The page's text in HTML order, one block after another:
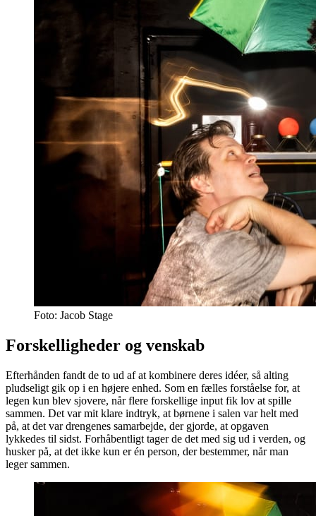
Foto: Jacob Stage
Forskelligheder og venskab
Efterhånden fandt de to ud af at kombinere deres idéer, så alting
pludseligt gik op i en højere enhed. Som en fælles forståelse for, at
legen kun blev sjovere, når flere forskellige input fik lov at spille
sammen. Det var mit klare indtryk, at børnene i salen var helt med
på, at det var drengenes samarbejde, der gjorde, at opgaven
lykkedes til sidst. Forhåbentligt tager de det med sig ud i verden, og
husker på, at det ikke kun er én person, der bestemmer, når man
leger sammen.